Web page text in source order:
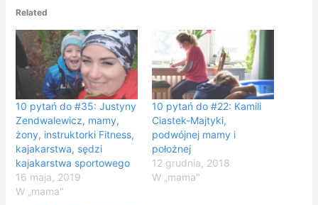
Related
10 pytań do #35: Justyny
Zendwalewicz, mamy,
żony, instruktorki Fitness,
kajakarstwa, sędzi
kajakarstwa sportowego
16 maja, 2019
W „mama"
10 pytań do #22: Kamili
Ciastek-Majtyki,
podwójnej mamy i
położnej
12 grudnia, 2018
W „mama"